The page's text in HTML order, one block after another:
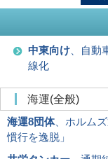
中東向け 、自
線化
海運(全般)
海運8団体、ホルム
慣行を逸脱」